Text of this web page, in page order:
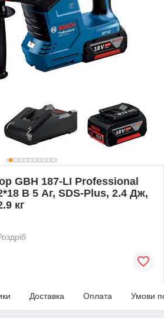
GBH 187-LI Professional
В 5 Аг, SDS-Plus, 2.4 Дж,
кг
Доставка Оплата Умови